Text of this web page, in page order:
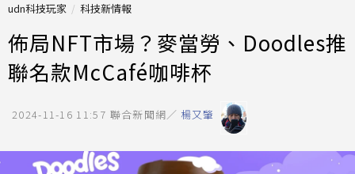
udn科技玩家 科技新情報
佈局NFT市場？麥當勞、Doodles推
聯名款McCafé咖啡杯
2024-11-16 11:57 聯合新聞網／ 楊又肇